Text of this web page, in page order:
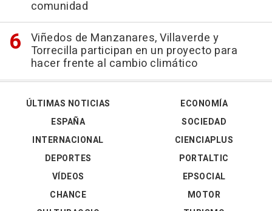
comunidad
Viñedos de Manzanares, Villaverde y
Torrecilla participan en un proyecto para
hacer frente al cambio climático
ÚLTIMAS NOTICIAS
ESPAÑA
INTERNACIONAL
DEPORTES
VÍDEOS
ECONOMÍA
SOCIEDAD
CIENCIAPLUS
PORTALTIC
EPSOCIAL
CHANCE
MOTOR